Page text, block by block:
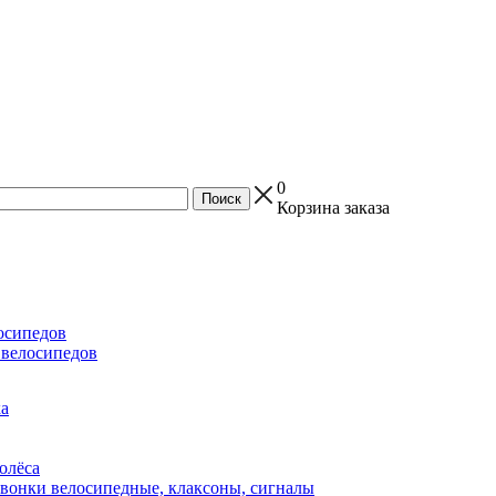
0
Корзина заказа
велосипедные, клаксоны, сигналы